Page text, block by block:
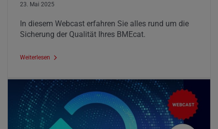
23. Mai 2025
In diesem Webcast erfahren Sie alles rund um die
Sicherung der Qualität Ihres BMEcat.
Weiterlesen